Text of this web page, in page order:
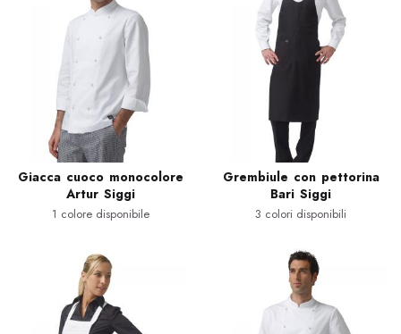
Giacca cuoco monocolore
Artur Siggi
1 colore disponibile
Grembiule con pettorina
Bari Siggi
3 colori disponibili